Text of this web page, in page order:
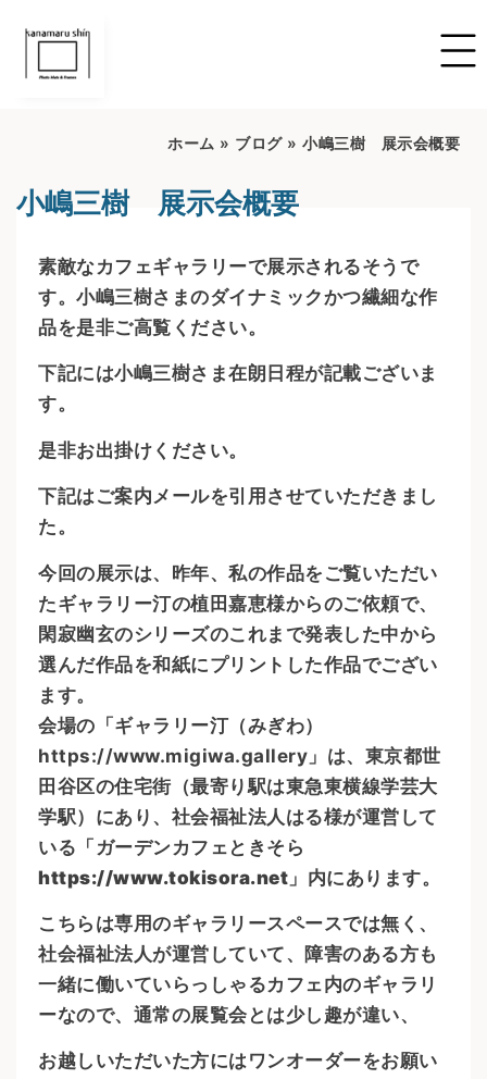
ホーム » ブログ» 小嶋三樹 展示会概要
小嶋三樹 展示会概要
素敵なカフェギャラリーで展示されるそうで
す。小嶋三樹さまのダイナミックかつ繊細な作
品を是非ご高覧ください。
下記には小嶋三樹さま在朗日程が記載ございま
す。
是非お出掛けください。
下記はご案内メールを引用させていただきまし
た。
今回の展示は、昨年、私の作品をご覧いただい
たギャラリー汀の植田嘉恵様からのご依頼で、
閑寂幽玄のシリーズのこれまで発表した中から
選んだ作品を和紙にプリントした作品でござい
ます。
会場の「ギャラリー汀（みぎわ）
https://www.migiwa.gallery 」は、東京都世
田谷区の住宅街（最寄り駅は東急東横線学芸大
学駅）にあり、社会福祉法人はる様が運営して
いる「ガーデンカフェときそら
https://www.tokisora.net」内にあります。
こちらは専用のギャラリースペースでは無く、
社会福祉法人が運営していて、障害のある方も
一緒に働いていらっしゃるカフェ内のギャラリ
ーなので、通常の展覧会とは少し趣が違い、
お越しいただいた方にはワンオーダーをお願い